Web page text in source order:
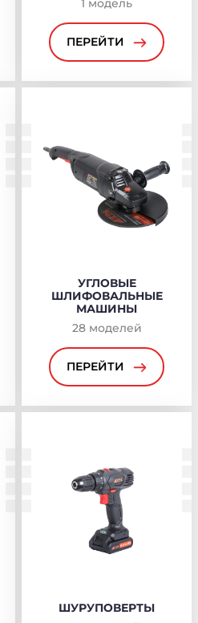
1 модель
ПЕРЕЙТИ
УГЛОВЫЕ
ШЛИФОВАЛЬНЫЕ
МАШИНЫ
28 моделей
ПЕРЕЙТИ
ШУРУПОВЕРТЫ